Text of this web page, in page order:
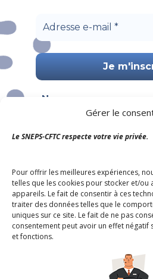
Gérer le
Le SNEPS-CFTC respecte votre vie privée.
Pour offrir les meilleures expériences,
telles que les cookies pour stocker et/ou
appareils. Le fait de consentir à ces
traiter des données telles que le
uniques sur ce site. Le fait de ne pas
consentement peut avoir un effet négatif
et fonctions.
Nous ne spammons
politique de